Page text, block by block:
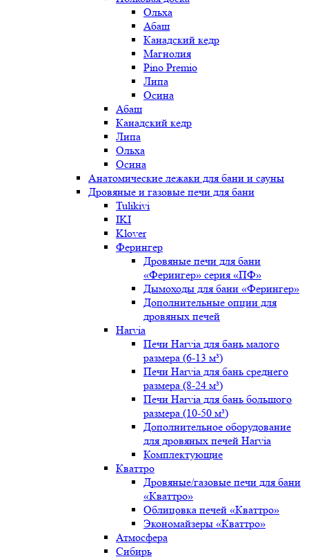
Ольха
Абаш
Канадский кедр
Магнолия
Pino Premio
Липа
Осина
Абаш
Канадский кедр
Липа
Ольха
Осина
Анатомические лежаки для бани и сауны
Дровяные и газовые печи для бани
Tulikivi
IKI
Klover
Ферингер
Дровяные печи для бани
«Ферингер» серия «ПФ»
Дымоходы для бани «Ферингер»
Дополнительные опции для
дровяных печей
Harvia
Печи Harvia для бань малого
размера (6-13 м³)
Печи Harvia для бань среднего
размера (8-24 м³)
Печи Harvia для бань большого
размера (10-50 м³)
Дополнительное оборудование
для дровяных печей Harvia
Комплектующие
Кваттро
Дровяные/газовые печи для бани
«Кваттро»
Облицовка печей «Кваттро»
Экономайзеры «Кваттро»
Атмосфера
Сибирь